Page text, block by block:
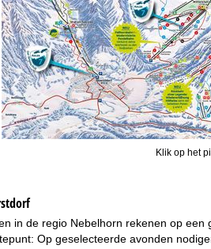
Klik op het
in de regio Nebelhorn rekenen op
Op geselecteerde avonden